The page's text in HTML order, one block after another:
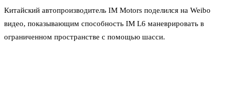
Китайский автопроизводитель IM Motors поделился на Weibo
видео, показывающим способность IM L6 маневрировать в
ограниченном пространстве с помощью шасси.